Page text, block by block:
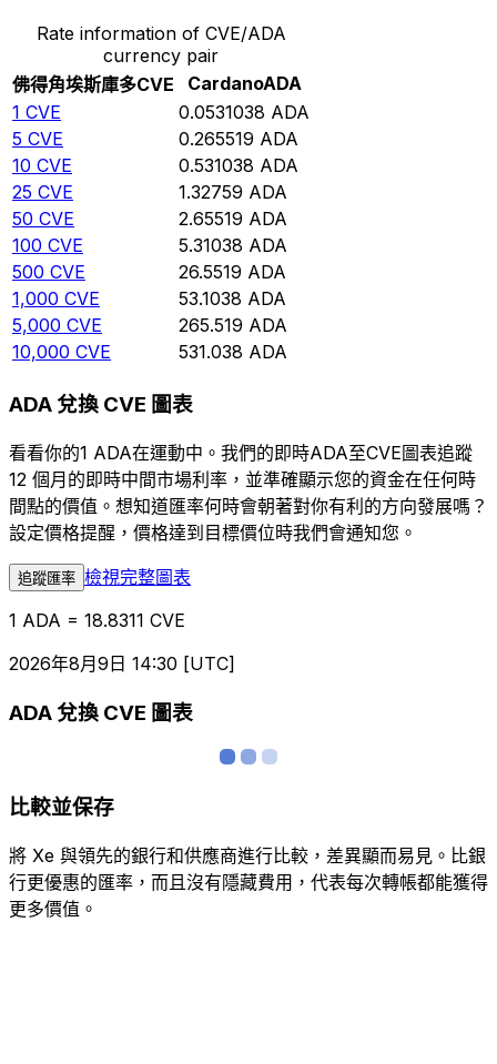
Rate information of CVE/ADA
currency pair
佛得角埃斯庫多CVE CardanoADA
1 CVE 0.0531038 ADA
5 CVE 0.265519 ADA
10 CVE 0.531038 ADA
25 CVE 1.32759 ADA
50 CVE 2.65519 ADA
100 CVE 5.31038 ADA
500 CVE 26.5519 ADA
1,000 CVE 53.1038 ADA
5,000 CVE 265.519 ADA
10,000 CVE 531.038 ADA
ADA 兌換 CVE 圖表
看看你的1 ADA在運動中。我們的即時ADA至CVE圖表追蹤
12 個月的即時中間市場利率，並準確顯示您的資金在任何時
間點的價值。想知道匯率何時會朝著對你有利的方向發展嗎？
設定價格提醒，價格達到目標價位時我們會通知您。
追蹤匯率 檢視完整圖表
1 ADA = 18.8311 CVE
2026年8月9日 14:30 [UTC]
ADA 兌換 CVE 圖表
比較並保存
將 Xe 與領先的銀行和供應商進行比較，差異顯而易見。比銀
行更優惠的匯率，而且沒有隱藏費用，代表每次轉帳都能獲得
更多價值。